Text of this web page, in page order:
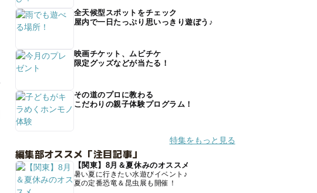
全天候型スポットをチェック
屋内で一日たっぷり思いっきり遊ぼう♪
映画チケット、ムビチケ
限定グッズなどが当たる！
その道のプロに教わる
こだわりの親子体験プログラム！
特集をもっと見る
編集部オススメ「注目記事」
【関東】8月＆夏休みのオススメ
暑い夏に行きたい水遊びイベント♪
夏の定番恐竜＆昆虫展も開催！